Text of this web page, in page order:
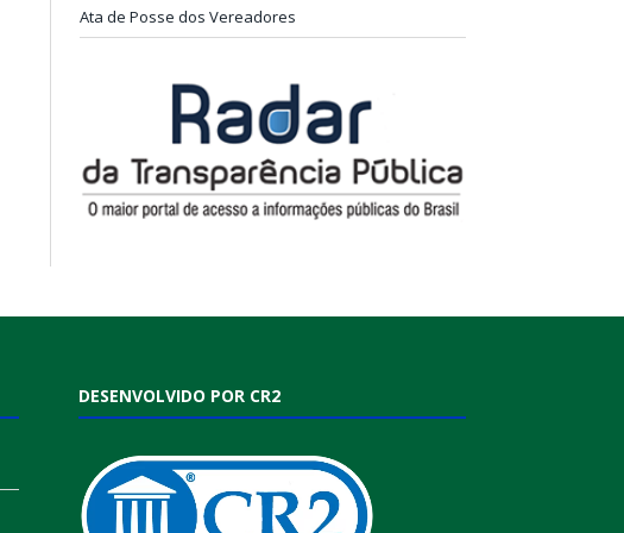
Ata de Posse dos Vereadores
DESENVOLVIDO POR CR2